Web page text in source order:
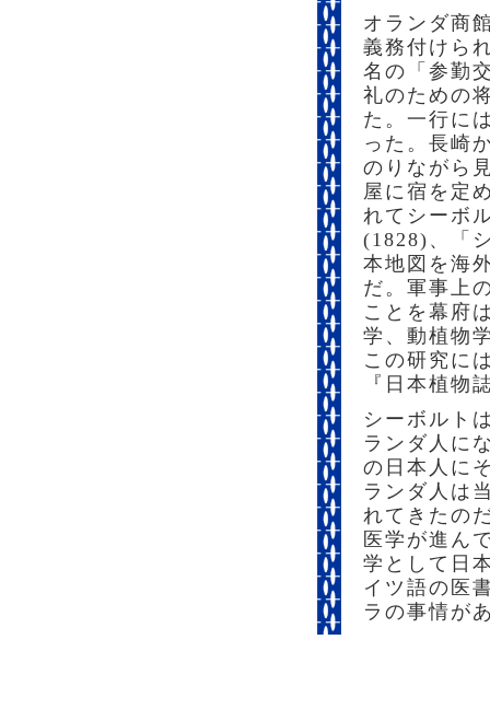
オランダ商
義務付けら
名の「参勤
礼のための
た。一行に
った。長崎
のりながら
屋に宿を定
れてシーボ
(1828)、「
本地図を海
だ。軍事上
ことを幕府
学、動植物
この研究に
『日本植物
シーボルト
ランダ人に
の日本人に
ランダ人は
れてきたの
医学が進ん
学として日
イツ語の医
ラの事情が